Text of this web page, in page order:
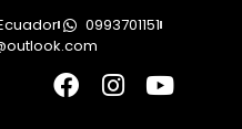
0993701151